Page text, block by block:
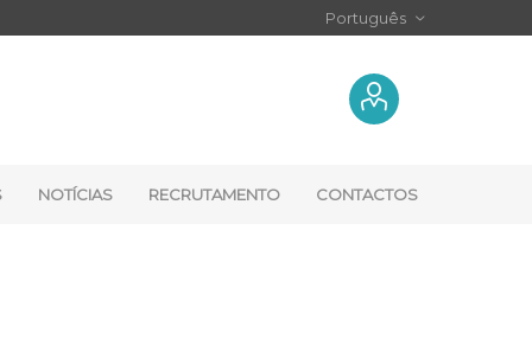
NOTÍCIAS RECRUTAMENTO CONTACTOS